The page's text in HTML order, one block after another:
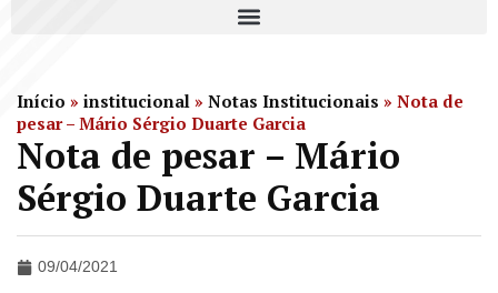
Início » institucional » Notas Institucionais » Nota de
pesar – Mário Sérgio Duarte Garcia
Nota de pesar – Mário
Sérgio Duarte Garcia
09/04/2021